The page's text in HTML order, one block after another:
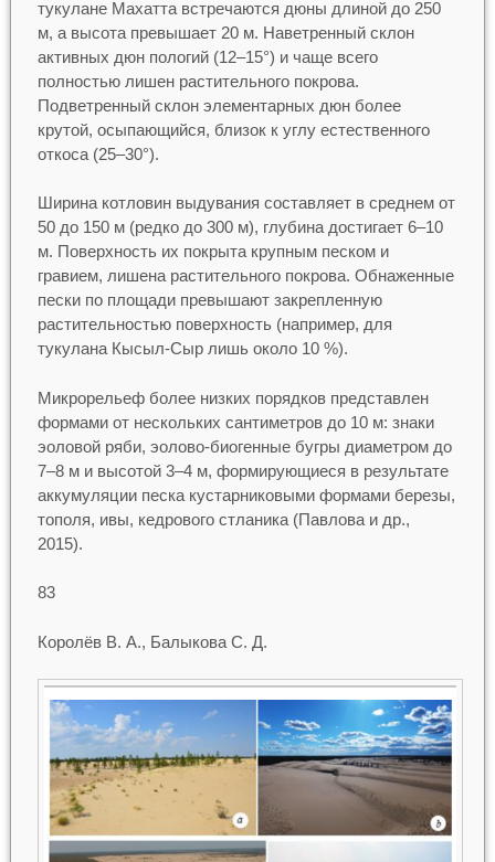
тукулане Махатта встречаются дюны длиной до 250
м, а высота превышает 20 м. Наветренный склон
активных дюн пологий (12–15°) и чаще всего
полностью лишен растительного покрова.
Подветренный склон элементарных дюн более
крутой, осыпающийся, близок к углу естественного
откоса (25–30°).
Ширина котловин выдувания составляет в среднем от
50 до 150 м (редко до 300 м), глубина достигает 6–10
м. Поверхность их покрыта крупным песком и
гравием, лишена растительного покрова. Обнаженные
пески по площади превышают закрепленную
растительностью поверхность (например, для
тукулана Кысыл-Сыр лишь около 10 %).
Микрорельеф более низких порядков представлен
формами от нескольких сантиметров до 10 м: знаки
эоловой ряби, эолово-биогенные бугры диаметром до
7–8 м и высотой 3–4 м, формирующиеся в результате
аккумуляции песка кустарниковыми формами березы,
тополя, ивы, кедрового стланика (Павлова и др.,
2015).
83
Королёв В. А., Балыкова С. Д.